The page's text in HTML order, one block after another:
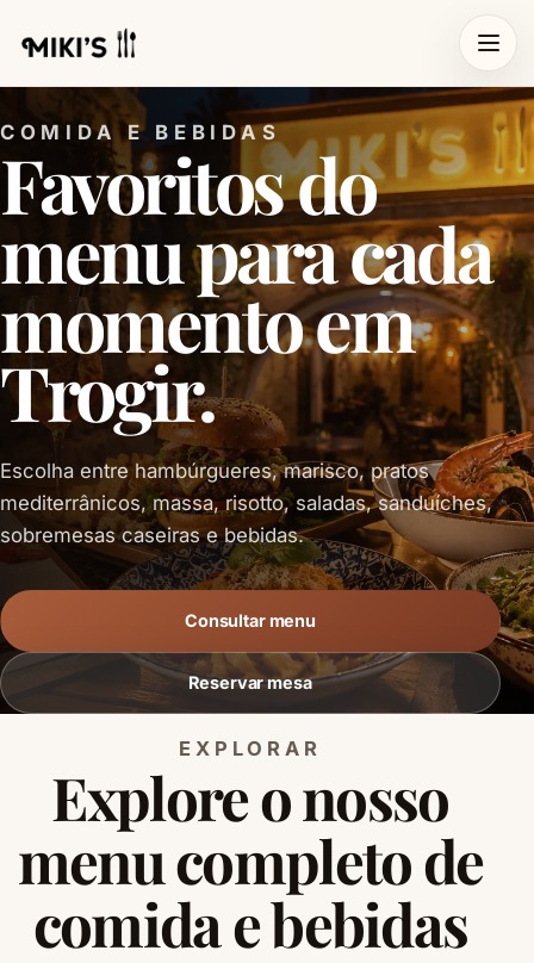
COMIDA E BEBIDAS
Favoritos do
menu para cada
momento em
Trogir.
Escolha entre hambúrgueres, marisco, pratos
mediterrânicos, massa, risotto, saladas, sanduíches,
sobremesas caseiras e bebidas.
Consultar menu
Reservar mesa
EXPLORAR
Explore o nosso
menu completo de
comida e bebidas